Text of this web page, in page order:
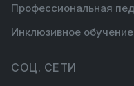
Профессиональная
Инклюзивное обучение
СОЦ. СЕТИ